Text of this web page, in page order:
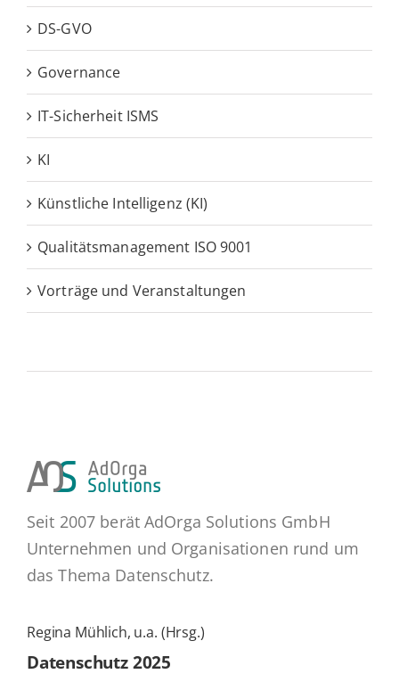
DS-GVO
Governance
IT-Sicherheit ISMS
KI
Künstliche Intelligenz (KI)
Qualitätsmanagement ISO 9001
Vorträge und Veranstaltungen
Seit 2007 berät AdOrga Solutions GmbH
Unternehmen und Organisationen rund um
das Thema Datenschutz.
Regina Mühlich, u.a. (Hrsg.)
Daten­schutz 2025